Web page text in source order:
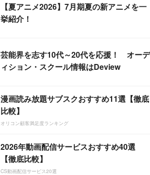
【夏アニメ2026】7月期夏の新アニメを一
挙紹介！
芸能界を志す10代～20代を応援！ オーデ
ィション・スクール情報はDeview
漫画読み放題サブスクおすすめ11選【徹底
比較】
オリコン顧客満足度ランキング
2026年動画配信サービスおすすめ40選
【徹底比較】
CS動画配信サービス20選